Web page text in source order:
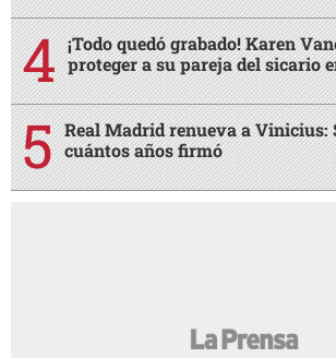
¡Todo quedó grabado! Karen
proteger a su pareja del sicario
Real Madrid renueva a Vinicius:
cuántos años firmó